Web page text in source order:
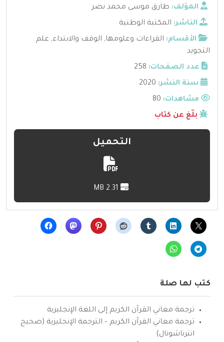
المؤلف: طارق موسى محمد نصر
الناشر: المكتبة الوطنية
الأقسام: القراءات وعلومها, الوقف والابتداء, علم
التجويد
عدد الصفحات: 258
سنة النشر: 2020
مشاهدات:
بلّغ عن كتاب
التحميل
كتب لها صلة
ترجمة معاني القرآن الكريم إلى اللغة الإنجليزية
ترجمة معاني القرآن الكريم – الترجمة الإنجليزية (صحيح
انترناشونال)